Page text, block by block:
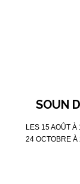
SOUN
LES 15 AOÛT
24 OCTOBRE